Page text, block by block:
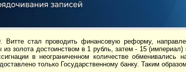
стал проводить финансовую реформу,
золота достоинством в 1 рубль, затем - 15
в неограниченном количестве обменивались
только Государственному банку. Таким